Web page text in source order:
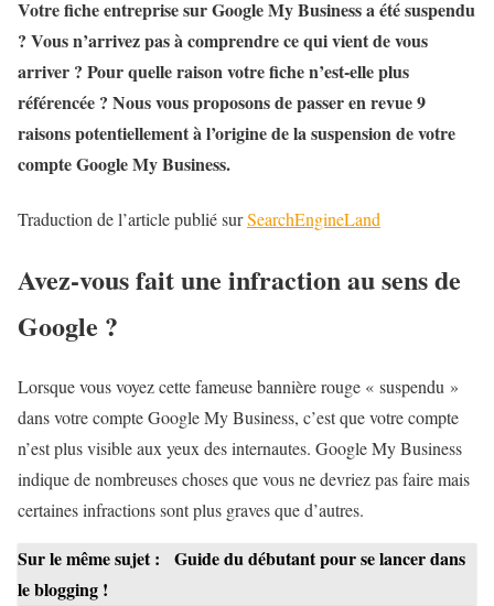
Votre fiche entreprise sur Google My Business a été suspendu
? Vous n’arrivez pas à comprendre ce qui vient de vous
arriver ? Pour quelle raison votre fiche n’est-elle plus
référencée ? Nous vous proposons de passer en revue 9
raisons potentiellement à l’origine de la suspension de votre
compte Google My Business.
Traduction de l’article publié surSearchEngineLand
Avez-vous fait une infraction au sens de
Google ?
Lorsque vous voyez cette fameuse bannière rouge « suspendu »
dans votre compte Google My Business, c’est que votre compte
n’est plus visible aux yeux des internautes. Google My Business
indique de nombreuses choses que vous ne devriez pas faire mais
certaines infractions sont plus graves que d’autres.
Sur le même sujet :
Guide du débutant pour se lancer dans
le blogging !